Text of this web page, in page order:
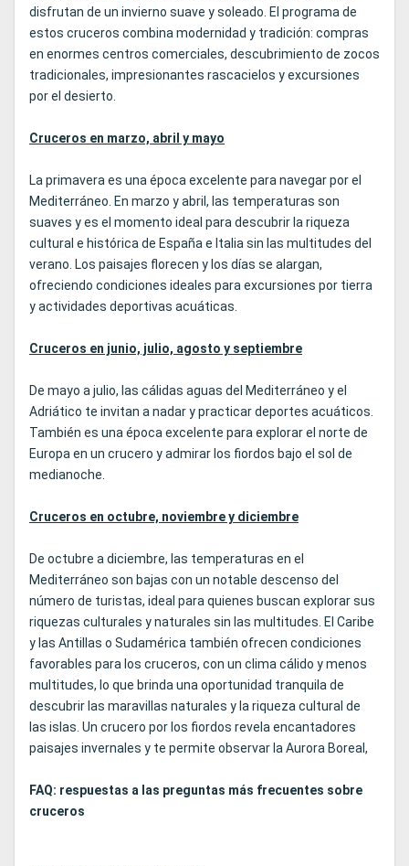
disfrutan de un invierno suave y soleado. El programa de
estos cruceros combina modernidad y tradición: compras
en enormes centros comerciales, descubrimiento de zocos
tradicionales, impresionantes rascacielos y excursiones
por el desierto.
Cruceros en marzo, abril y mayo
La primavera es una época excelente para navegar por el
Mediterráneo. En marzo y abril, las temperaturas son
suaves y es el momento ideal para descubrir la riqueza
cultural e histórica de España e Italia sin las multitudes del
verano. Los paisajes florecen y los días se alargan,
ofreciendo condiciones ideales para excursiones por tierra
y actividades deportivas acuáticas.
Cruceros en junio, julio, agosto y septiembre
De mayo a julio, las cálidas aguas del Mediterráneo y el
Adriático te invitan a nadar y practicar deportes acuáticos.
También es una época excelente para explorar el norte de
Europa en un crucero y admirar los fiordos bajo el sol de
medianoche.
Cruceros en octubre, noviembre y diciembre
De octubre a diciembre, las temperaturas en el
Mediterráneo son bajas con un notable descenso del
número de turistas, ideal para quienes buscan explorar sus
riquezas culturales y naturales sin las multitudes. El Caribe
y las Antillas o Sudamérica también ofrecen condiciones
favorables para los cruceros, con un clima cálido y menos
multitudes, lo que brinda una oportunidad tranquila de
descubrir las maravillas naturales y la riqueza cultural de
las islas. Un crucero por los fiordos revela encantadores
paisajes invernales y te permite observar la Aurora Boreal,
FAQ: respuestas a las preguntas más frecuentes sobre
cruceros